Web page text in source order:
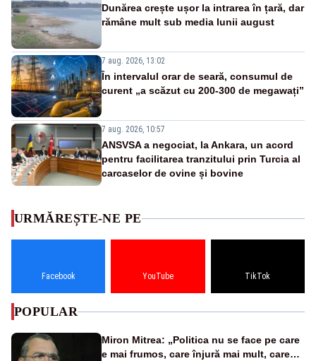
Dunărea crește ușor la intrarea în țară, dar
rămâne mult sub media lunii august
7 aug. 2026, 13:02
În intervalul orar de seară, consumul de
curent „a scăzut cu 200-300 de megawați”
7 aug. 2026, 10:57
ANSVSA a negociat, la Ankara, un acord
pentru facilitarea tranzitului prin Turcia al
carcaselor de ovine și bovine
URMĂREȘTE-NE PE
Facebook YouTube TikTok
POPULAR
Miron Mitrea: „Politica nu se face pe care
e mai frumos, care înjură mai mult, care